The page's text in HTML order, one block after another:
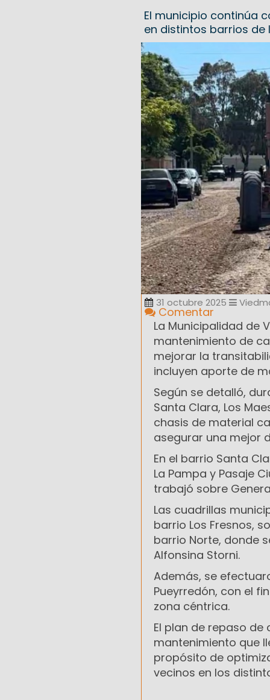
El municipio continúa
en distintos barrios de
31 octubre 2025
Comentar
La Municipalidad de
mantenimiento de
mejorar la
incluyen aporte de
Según se detalló,
Santa Clara, Los
chasis de material
asegurar una mejor
En el barrio Santa
La Pampa y Pasaje
trabajó sobre
Las cuadrillas
barrio Los Fresnos,
barrio Norte, donde
Alfonsina Storni.
Además, se
Pueyrredón, con el
zona céntrica.
El plan de repaso
mantenimiento que
propósito de
vecinos en los